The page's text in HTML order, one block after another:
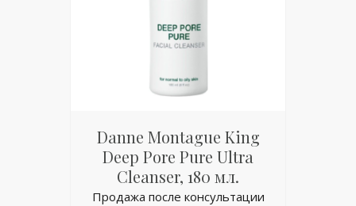
Danne Montague King
Deep Pore Pure Ultra
Cleanser, 180 мл.
Продажа после консультации